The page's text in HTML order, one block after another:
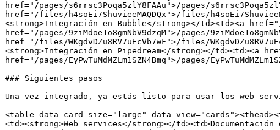
href="/pages/s6rrsc3Poqa5zlY8FAAu">/pages/
href="/files/h4soEi7ShuvieeMAQDQx">/files/
<strong>Integración en Bubble</strong></td><td><a href="/
href="/pages/9ziMdoe1o8gmNbV9dzqM">/pages/
href="/files/WKgdvDZu8RV7uEcVb7wF">/files/
<strong>Integración en Pipedream</strong></td><td><a
href="/pages/EyPwTuMdMZLm1SZN4Bmq">/pages/
### Siguientes pasos
Una vez integrado, ya estás listo para usar los web
<table data-card-size="large" data-
<td><strong>Web services</strong></td><td>Documentación